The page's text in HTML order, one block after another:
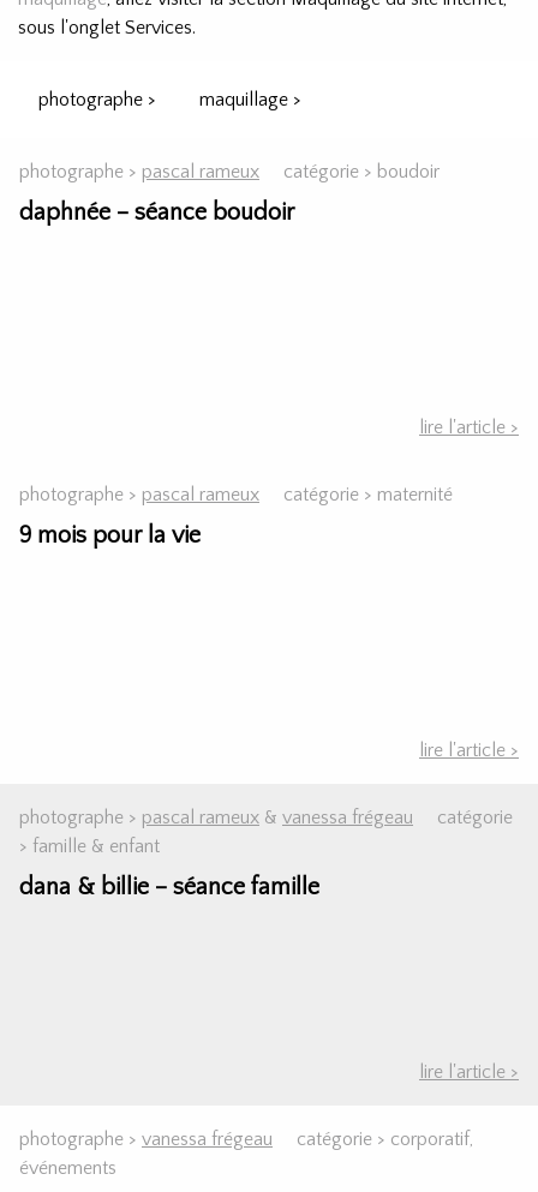
sous l'onglet Services.
photographe > maquillage >
photographe > pascal rameux catégorie > boudoir
daphnée – séance boudoir
lire l'article >
photographe > pascal rameux catégorie > maternité
9 mois pour la vie
lire l'article >
photographe > pascal rameux & vanessa frégeau
catégorie
> famille & enfant
dana & billie – séance famille
lire l'article >
photographe > vanessa frégeau catégorie > corporatif,
événements